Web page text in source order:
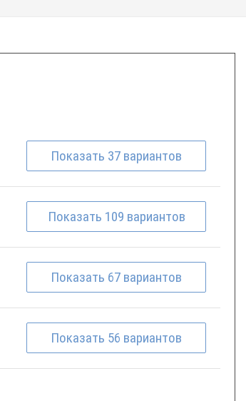
Показать 37 вариантов
Показать 109 вариантов
Показать 67 вариантов
Показать 56 вариантов